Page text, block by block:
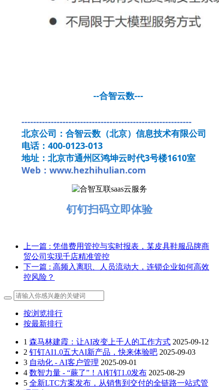
--合智云数---
----------------------------------------------------------
北京公司：合智云数（北京）信息技术有限公司
电话：400-0123-013
地址：北京市通州区鸿坤云时代3号楼1610室
Web：www.hezhihulian.com
钉钉扫码立即体验
上一篇 : 凭借费用管控与实时报表，某皮具鞋服品牌商
贸公司实现千店精准管控
下一篇 : 高频入离职、人员流动大，连锁企业如何高效
控风险？
按浏览排行
按最新排行
1 森马林建霞：让AI改变上千人的工作方式 2025-09-12
2 钉钉AI1.0五大AI新产品，快来体验吧 2025-09-03
3 自动化 - AI客户管理 2025-09-01
4 数智力量 - “蕨了”！AI钉钉1.0发布 2025-08-29
5 全新LTC方案发布，从销售到交付的全链路一站式管